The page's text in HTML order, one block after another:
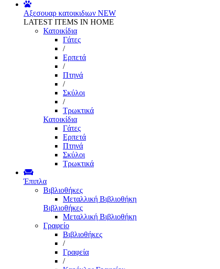
Αξεσουαρ κατοικιδιων NEW
LATEST ITEMS IN HOME
Κατοικίδια
Γάτες
/
Ερπετά
/
Πτηνά
/
Σκύλοι
/
Τρωκτικά
Κατοικίδια
Γάτες
Ερπετά
Πτηνά
Σκύλοι
Τρωκτικά
Έπιπλα
Βιβλιοθήκες
Μεταλλική Βιβλιοθήκη
Βιβλιοθήκες
Μεταλλική Βιβλιοθήκη
Γραφείο
Βιβλιοθήκες
/
Γραφεία
/